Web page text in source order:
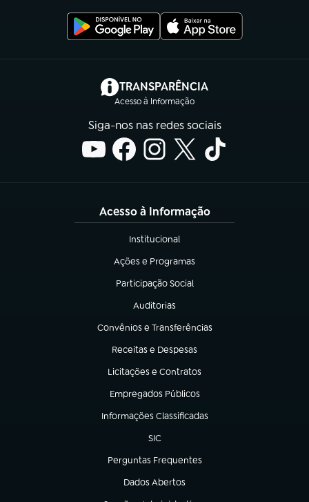
TRANSPARÊNCIA
Acesso à Informação
(abre em nova aba)
Siga-nos nas redes sociais
Acesso à Informação
Institucional
(abre em nova aba)
Ações e Programas
(abre em nova aba)
Participação Social
(abre em nova aba)
Auditorias
(abre em nova aba)
Convênios e Transferências
(abre em nova aba)
Receitas e Despesas
(abre em nova aba)
Licitações e Contratos
(abre em nova aba)
Empregados Públicos
(abre em nova aba)
Informações Classificadas
(abre em nova aba)
SIC
(abre em nova aba)
Perguntas Frequentes
(abre em nova aba)
Dados Abertos
(abre em nova aba)